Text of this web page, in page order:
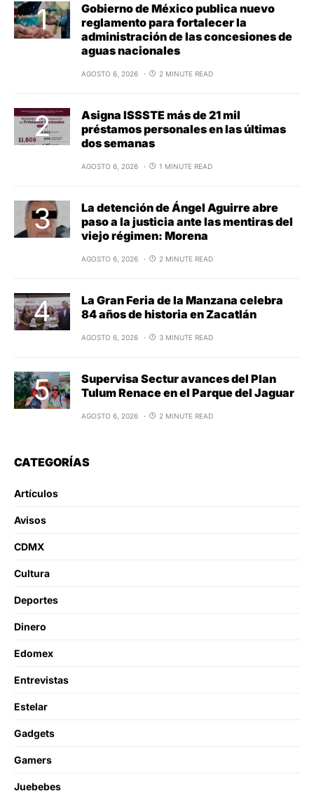
Gobierno de México publica nuevo
reglamento para fortalecer la
administración de las concesiones de
aguas nacionales
AGOSTO 6, 2026 2 MINUTE READ
Asigna ISSSTE más de 21 mil
préstamos personales en las últimas
dos semanas
AGOSTO 6, 2026 1 MINUTE READ
La detención de Ángel Aguirre abre
paso a la justicia ante las mentiras del
viejo régimen: Morena
AGOSTO 6, 2026 2 MINUTE READ
La Gran Feria de la Manzana celebra
84 años de historia en Zacatlán
AGOSTO 6, 2026 3 MINUTE READ
Supervisa Sectur avances del Plan
Tulum Renace en el Parque del Jaguar
AGOSTO 6, 2026 2 MINUTE READ
CATEGORÍAS
Artículos
Avisos
CDMX
Cultura
Deportes
Dinero
Edomex
Entrevistas
Estelar
Gadgets
Gamers
Juebebes